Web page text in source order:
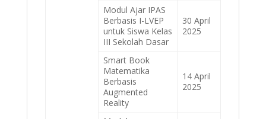
Modul Ajar IPAS
Berbasis I-LVEP
untuk Siswa Kelas
III Sekolah Dasar
30 April
2025
Smart Book
Matematika
Berbasis
Augmented
Reality
14 April
2025